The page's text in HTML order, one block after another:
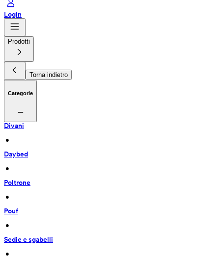
Login
Prodotti
Torna indietro
Categorie
Divani
•
Daybed
•
Poltrone
•
Pouf
•
Sedie e sgabelli
•